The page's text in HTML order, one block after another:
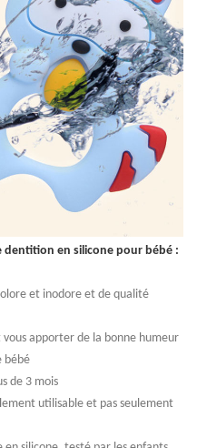
dentition en silicone pour bébé :
et inodore et de qualité
apporter de la bonne humeur
bébé
de 3 mois
utilisable et pas seulement